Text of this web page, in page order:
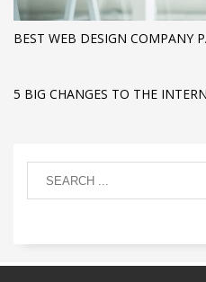
BEST WEB DESIGN COMPANY
5 BIG CHANGES TO THE